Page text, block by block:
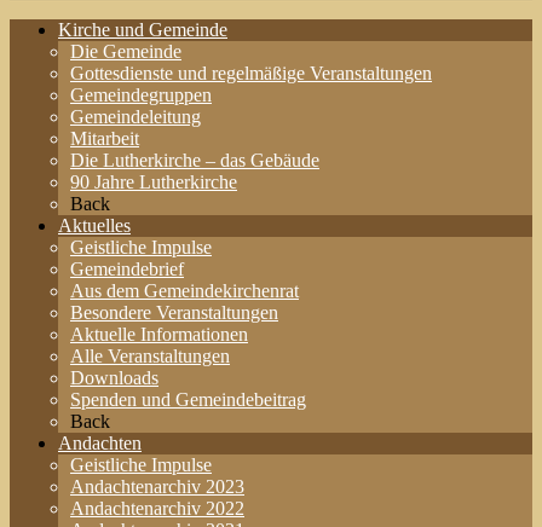
Kirche und Gemeinde
Die Gemeinde
Gottesdienste und regelmäßige Veranstaltungen
Gemeindegruppen
Gemeindeleitung
Mitarbeit
Die Lutherkirche – das Gebäude
90 Jahre Lutherkirche
Back
Aktuelles
Geistliche Impulse
Gemeindebrief
Aus dem Gemeindekirchenrat
Besondere Veranstaltungen
Aktuelle Informationen
Alle Veranstaltungen
Downloads
Spenden und Gemeindebeitrag
Back
Andachten
Geistliche Impulse
Andachtenarchiv 2023
Andachtenarchiv 2022